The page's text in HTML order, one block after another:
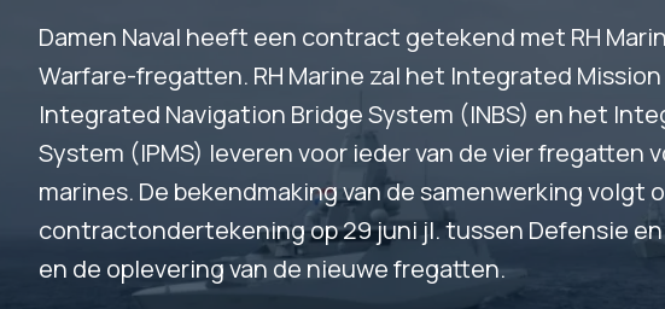
Damen Naval heeft een contract getekend met RH
Warfare-fregatten. RH Marine zal het Integrated
Integrated Navigation Bridge System (INBS) en het
System (IPMS) leveren voor ieder van de vier fregatten
marines. De bekendmaking van de samenwerking volgt
contractondertekening op 29 juni jl. tussen Defensie
en de oplevering van de nieuwe fregatten.